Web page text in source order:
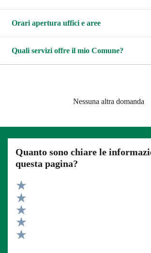
Orari apertura uffici e aree
Quali servizi offre il mio Comune?
Nessuna altra domanda
Quanto sono chiare le
questa pagina?
Valuta 5 stelle su 5
Valuta 4 stelle su 5
Valuta 3 stelle su 5
Valuta 2 stelle su 5